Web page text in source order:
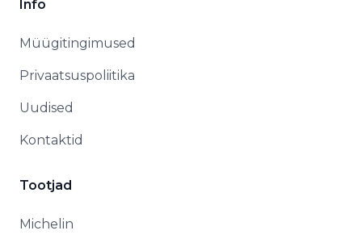
Info
Müügitingimused
Privaatsuspoliitika
Uudised
Kontaktid
Tootjad
Michelin